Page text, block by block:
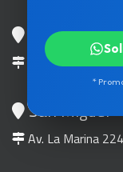
Chorrillos
Av. Paseo de la
San Miguel
Av. La Marina
*